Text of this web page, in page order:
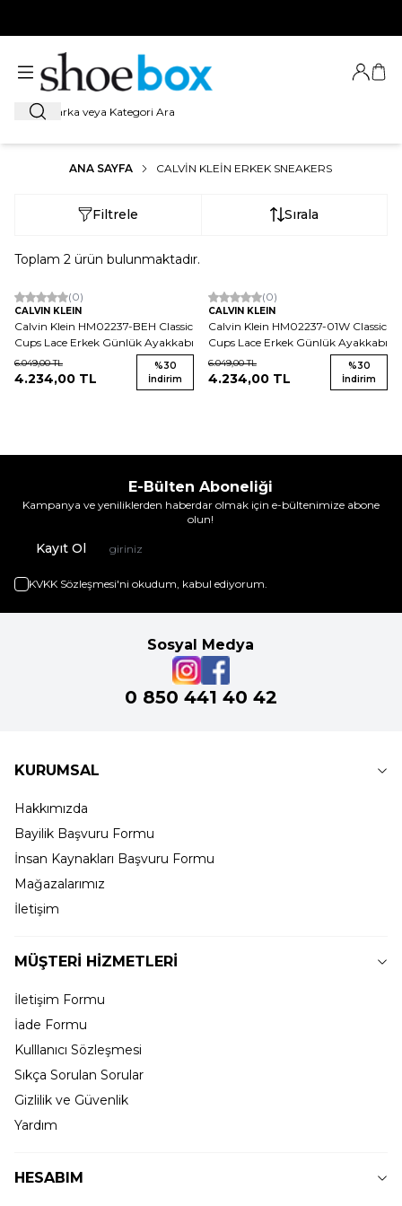
Ara
Giriş
ANA SAYFA CALVIN KLEIN ERKEK SNEAKERS
Filtrele Sırala
Toplam 2 ürün bulunmaktadır.
(0)
CALVIN KLEIN
Calvin Klein HM02237-BEH Classic
Cups Lace Erkek Günlük Ayakkabı
6.049,00TL
4.234,00 TL
%30
İndirim
(0)
CALVIN KLEIN
Calvin Klein HM02237-01W Classic
Cups Lace Erkek Günlük Ayakkabı
6.049,00TL
4.234,00 TL
%30
İndirim
E-Bülten Aboneliği
Kampanya ve yeniliklerden haberdar olmak için e-bültenimize abone
olun!
Kayıt Ol
KVKK Sözleşmesi'ni okudum, kabul ediyorum.
Sosyal Medya
0 850 441 40 42
KURUMSAL
Hakkımızda
Bayilik Başvuru Formu
İnsan Kaynakları Başvuru Formu
Mağazalarımız
İletişim
MÜŞTERİ HİZMETLERİ
İletişim Formu
İade Formu
Kulllanıcı Sözleşmesi
Sıkça Sorulan Sorular
Gizlilik ve Güvenlik
Yardım
HESABIM